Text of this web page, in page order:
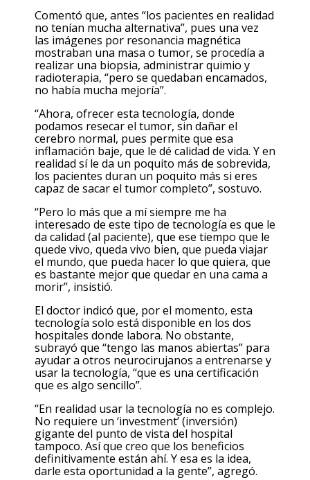
Comentó que, antes “los pacientes en realidad
no tenían mucha alternativa”, pues una vez
las imágenes por resonancia magnética
mostraban una masa o tumor, se procedía a
realizar una biopsia, administrar quimio y
radioterapia, “pero se quedaban encamados,
no había mucha mejoría”.
“Ahora, ofrecer esta tecnología, donde
podamos resecar el tumor, sin dañar el
cerebro normal, pues permite que esa
inflamación baje, que le dé calidad de vida. Y en
realidad sí le da un poquito más de sobrevida,
los pacientes duran un poquito más si eres
capaz de sacar el tumor completo”, sostuvo.
“Pero lo más que a mí siempre me ha
interesado de este tipo de tecnología es que le
da calidad (al paciente), que ese tiempo que le
quede vivo, queda vivo bien, que pueda viajar
el mundo, que pueda hacer lo que quiera, que
es bastante mejor que quedar en una cama a
morir”, insistió.
El doctor indicó que, por el momento, esta
tecnología solo está disponible en los dos
hospitales donde labora. No obstante,
subrayó que “tengo las manos abiertas” para
ayudar a otros neurocirujanos a entrenarse y
usar la tecnología, “que es una certificación
que es algo sencillo”.
“En realidad usar la tecnología no es complejo.
No requiere un ‘investment’ (inversión)
gigante del punto de vista del hospital
tampoco. Así que creo que los beneficios
definitivamente están ahí. Y esa es la idea,
darle esta oportunidad a la gente”, agregó.